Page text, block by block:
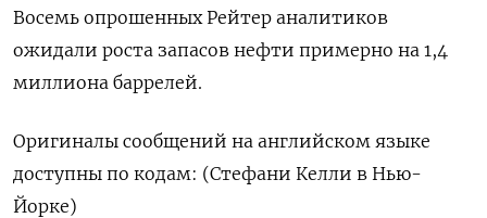
Восемь опрошенных Рейтер аналитиков
ожидали роста запасов нефти примерно на 1,4
миллиона баррелей.
Оригиналы сообщений на английском языке
доступны по кодам: (Стефани Келли в Нью-
Йорке)